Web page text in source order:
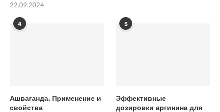
22.09.2024
4
Ашваганда. Применение и
свойства
5
Эффективные
дозировки аргинина для